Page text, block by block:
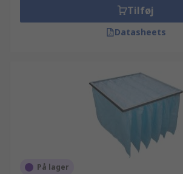
Tilføj
Datasheets
På lager